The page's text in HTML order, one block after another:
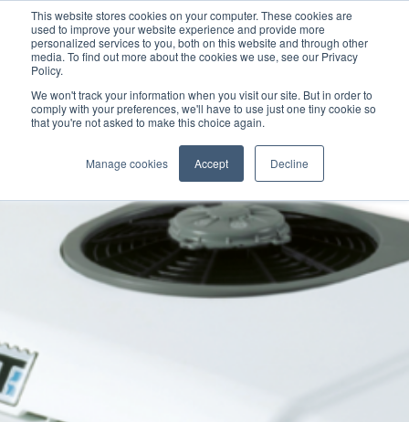
This website stores cookies on your computer. These cookies are
used to improve your website experience and provide more
personalized services to you, both on this website and through other
media. To find out more about the cookies we use, see our Privacy
Policy.
We won't track your information when you visit our site. But in order to
comply with your preferences, we'll have to use just one tiny cookie so
that you're not asked to make this choice again.
Manage cookies Accept Decline